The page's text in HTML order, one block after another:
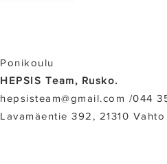
Ponikoulu
HEPSIS Team, Rusko.
hepsisteam@gmail.com /​044
Lavamäentie 392, 21310 Vahto